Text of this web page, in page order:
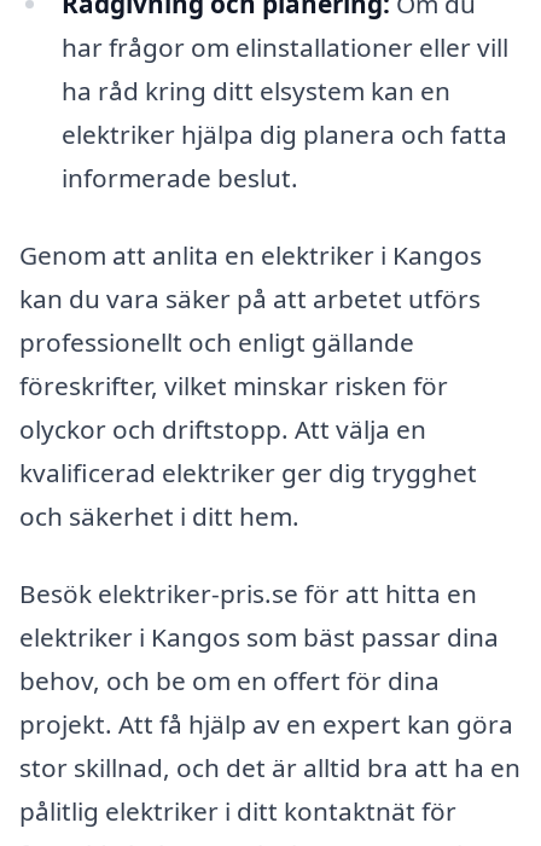
har frågor om elinstallationer eller vill
ha råd kring ditt elsystem kan en
elektriker hjälpa dig planera och fatta
informerade beslut.
Genom att anlita en elektriker i Kangos
kan du vara säker på att arbetet utförs
professionellt och enligt gällande
föreskrifter, vilket minskar risken för
olyckor och driftstopp. Att välja en
kvalificerad elektriker ger dig trygghet
och säkerhet i ditt hem.
Besök elektriker-pris.se för att hitta en
elektriker i Kangos som bäst passar dina
behov, och be om en offert för dina
projekt. Att få hjälp av en expert kan göra
stor skillnad, och det är alltid bra att ha en
pålitlig elektriker i ditt kontaktnät för